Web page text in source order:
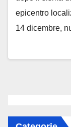
epicentro
14 dicembre,